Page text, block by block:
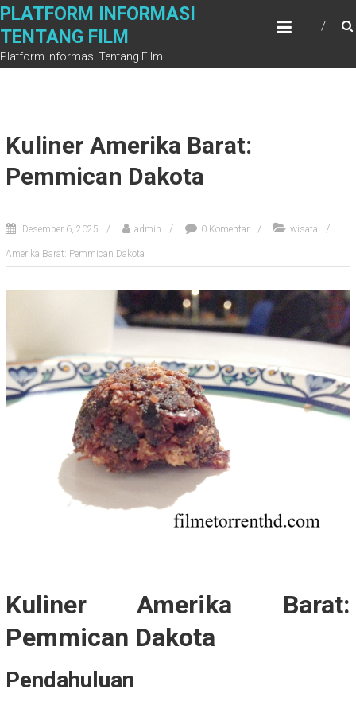
Skip
content
PLATFORM INFORMASI
TENTANG FILM
Platform Informasi Tentang Film
Kuliner Amerika Barat:
Pemmican Dakota
Desember 6, 2025 admin 0 Komentar wisata
Amerika Barat: Pemmican Dakota
Kuliner Amerika Barat:
Pemmican Dakota
Pendahuluan